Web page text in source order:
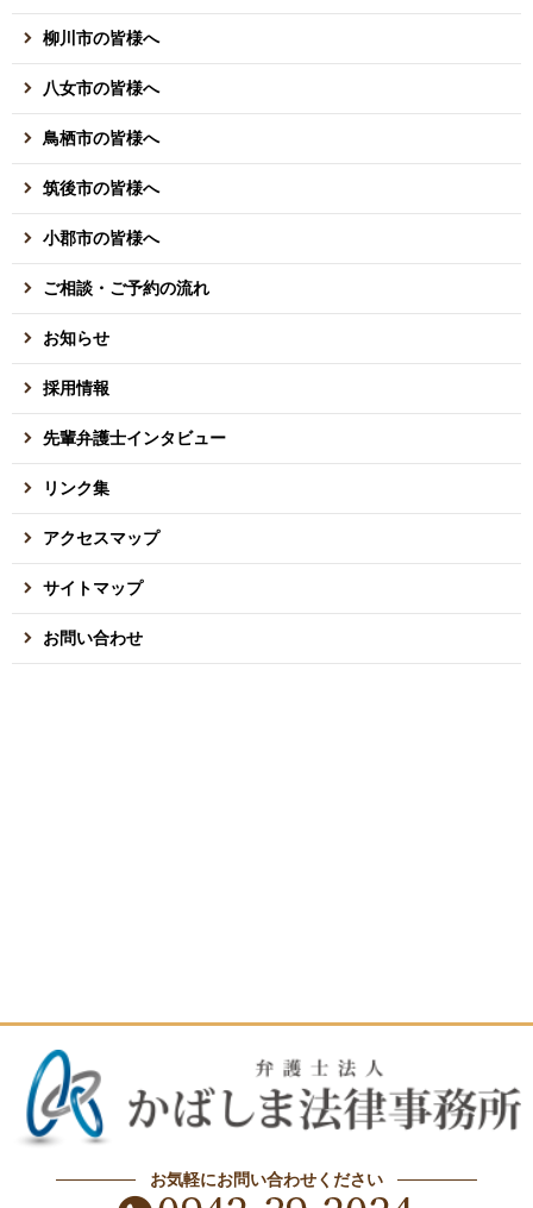
柳川市の皆様へ
八女市の皆様へ
鳥栖市の皆様へ
筑後市の皆様へ
小郡市の皆様へ
ご相談・ご予約の流れ
お知らせ
採用情報
先輩弁護士インタビュー
リンク集
アクセスマップ
サイトマップ
お問い合わせ
お気軽にお問い合わせください